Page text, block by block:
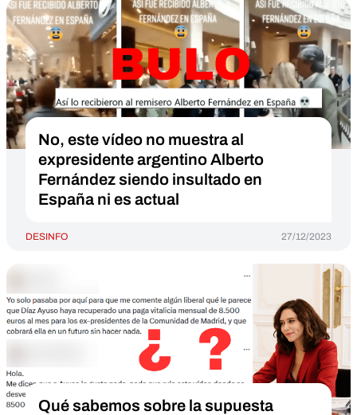
No, este vídeo no muestra al
expresidente argentino Alberto
Fernández siendo insultado en
España ni es actual
DESINFO 27/12/2023
Qué sabemos sobre la supuesta